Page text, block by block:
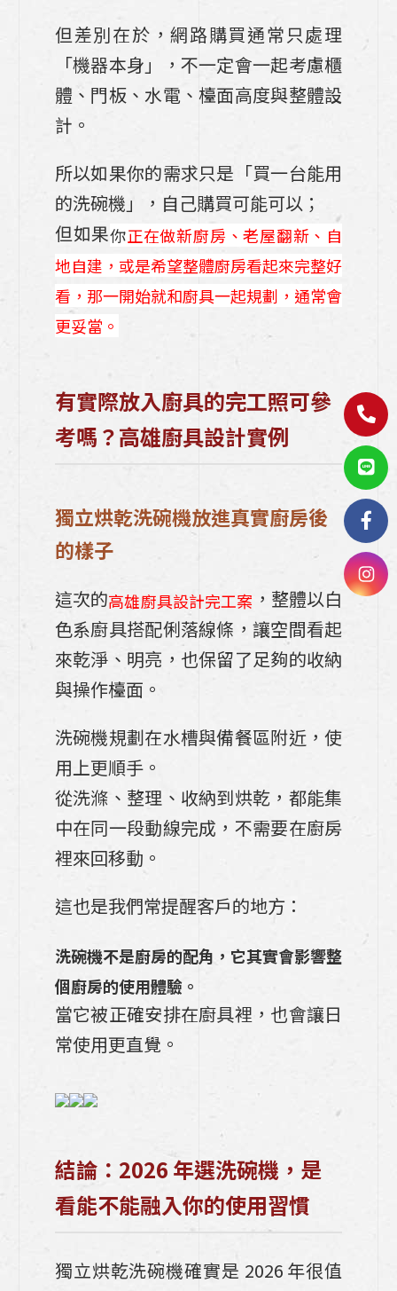
但差別在於，網路購買通常只處理
「機器本身」，不一定會一起考慮櫃
體、門板、水電、檯面高度與整體設
計。
所以如果你的需求只是「買一台能用
的洗碗機」，自己購買可能可以；
但如果你正在做新廚房、老屋翻新、自
地自建，或是希望整體廚房看起來完整好
看，那一開始就和廚具一起規劃，通常會
更妥當。
有實際放入廚具的完工照可參
考嗎？高雄廚具設計實例
獨立烘乾洗碗機放進真實廚房後
的樣子
這次的高雄廚具設計完工案 ，整體以白
色系廚具搭配俐落線條，讓空間看起
來乾淨、明亮，也保留了足夠的收納
與操作檯面。
洗碗機規劃在水槽與備餐區附近，使
用上更順手。
從洗滌、整理、收納到烘乾，都能集
中在同一段動線完成，不需要在廚房
裡來回移動。
這也是我們常提醒客戶的地方：
洗碗機不是廚房的配角，它其實會影響整
個廚房的使用體驗。
當它被正確安排在廚具裡，也會讓日
常使用更直覺。
結論：2026 年選洗碗機，是
看能不能融入你的使用習慣
獨立烘乾洗碗機確實是 2026 年很值